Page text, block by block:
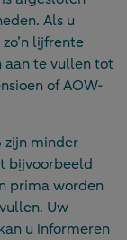
Als u
lijfrente
te vullen tot
of AOW-
zijn minder
bijvoorbeeld
prima worden
Uw
u informeren